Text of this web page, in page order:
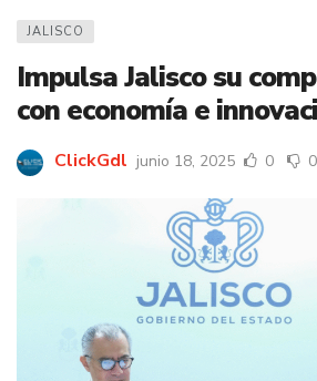
JALISCO
Impulsa Jalisco su
con economía e
ClickGdl junio 18, 2025 0 0